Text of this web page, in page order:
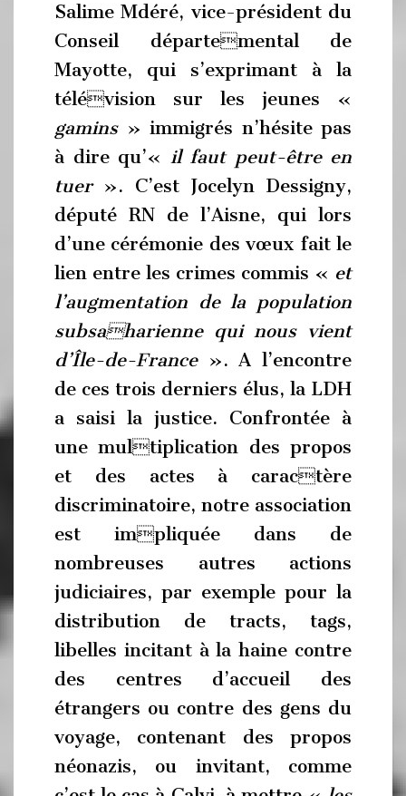
Salime Mdéré, vice-président du
Conseil départemental de
Mayotte, qui s’exprimant à la
télévision sur les jeunes «
gamins» immigrés n’hésite pas
à dire qu’« il faut peut-être en
tuer». C’est Jocelyn Dessigny,
député RN de l’Aisne, qui lors
d’une cérémonie des vœux fait le
lien entre les crimes commis « et
l’augmentation de la population
subsaharienne qui nous vient
d’Île-de-France». A l’encontre
de ces trois derniers élus, la LDH
a saisi la justice. Confrontée à
une multiplication des propos
et des actes à caractère
discriminatoire, notre association
est impliquée dans de
nombreuses autres actions
judiciaires, par exemple pour la
distribution de tracts, tags,
libelles incitant à la haine contre
des centres d’accueil des
étrangers ou contre des gens du
voyage, contenant des propos
néonazis, ou invitant, comme